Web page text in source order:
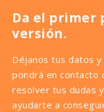
Da el primer
versión.
Déjanos tus datos
pondrá en contacto
resolver tus dudas
ayudarte a